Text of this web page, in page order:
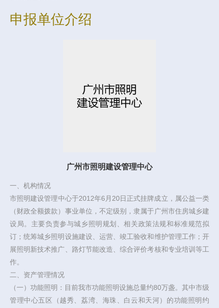
申报单位介绍
广州市照明建设管理中心
一、机构情况
市照明建设管理中心于2012年6月20日正式挂牌成立，属公益一类
（财政全额拨款）事业单位，不定级别，隶属于广州市住房城乡建
设局。主要负责参与城乡照明规划、相关政策法规和标准规范拟
订；统筹城乡照明设施建设、运营、竣工验收和维护管理工作；开
展照明新技术推广、路灯节能改造、综合评价考核和专业培训等工
作。
二、资产管理情况
（一）功能照明：目前我市功能照明设施总量约80万盏。其中市级
管理中心五区（越秀、荔湾、海珠、白云和天河）的功能照明约